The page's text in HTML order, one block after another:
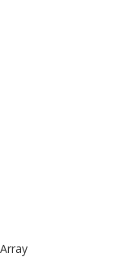
Array